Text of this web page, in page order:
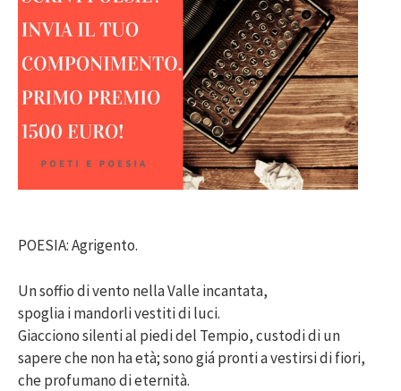
POESIA: Agrigento.
Un soffio di vento nella Valle incantata,
spoglia i mandorli vestiti di luci.
Giacciono silenti al piedi del Tempio, custodi di un
sapere che non ha età; sono giá pronti a vestirsi di fiori,
che profumano di eternità.